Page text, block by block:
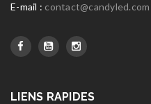
E-mail : contact@candyled.com
LIENS RAPIDES